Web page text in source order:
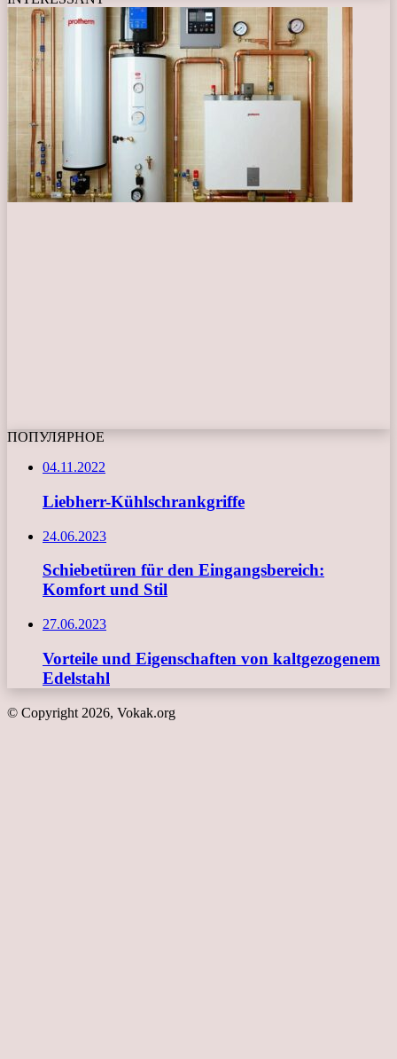
ПОПУЛЯРНОЕ
04.11.2022
Liebherr-Kühlschrankgriffe
24.06.2023
Schiebetüren für den Eingangsbereich:
Komfort und Stil
27.06.2023
Vorteile und Eigenschaften von kaltgezogenem
Edelstahl
© Copyright 2026, Vokak.org